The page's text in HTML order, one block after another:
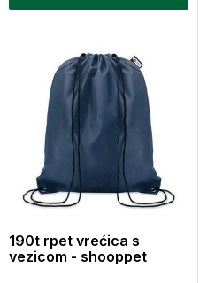
190t rpet vrećica s
vezicom - shooppet